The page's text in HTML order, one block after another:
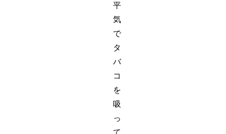
平
気
で
タ
バ
コ
を
吸
っ
て